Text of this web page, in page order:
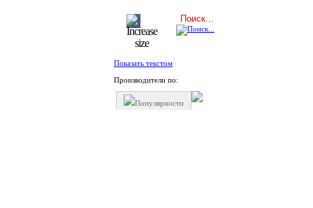
Показать текстом
Производители по:
Популярности